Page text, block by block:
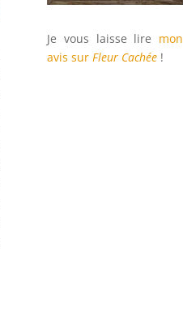
Je vous laisse lire mon
avis sur Fleur Cachée !